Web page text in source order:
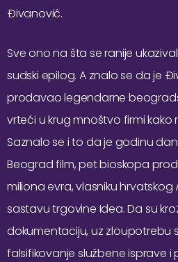
Đivanović.
Sve ono na šta se ranije
sudski epilog. A znalo se da je
prodavao legendarne
vrteći u krug mnoštvo firmi kako
Saznalo se i to da je godinu
Beograd film, pet bioskopa
miliona evra, vlasniku hrvatskog
sastavu trgovine Idea. Da su
dokumentaciju, uz zloupotrebu
falsifikovanje službene isprave